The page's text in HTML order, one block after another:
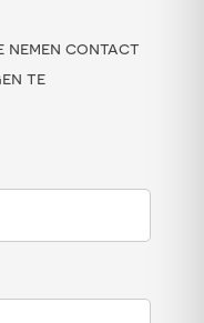
nemen contact
te